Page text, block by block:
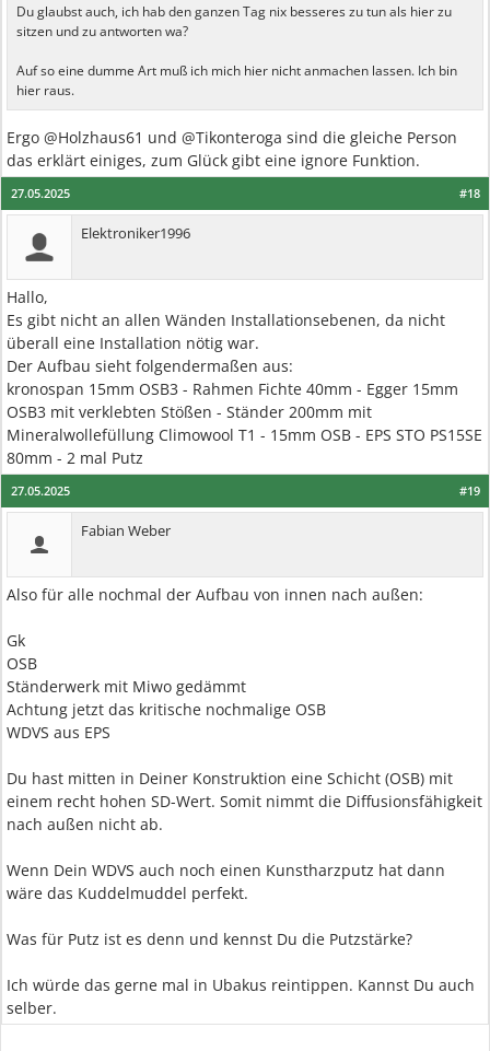
Du glaubst auch, ich hab den ganzen Tag nix besseres zu tun als hier zu
sitzen und zu antworten wa?
Auf so eine dumme Art muß ich mich hier nicht anmachen lassen. Ich bin
hier raus.
Ergo @Holzhaus61 und @Tikonteroga sind die gleiche Person
das erklärt einiges, zum Glück gibt eine ignore Funktion.
#18
27.05.2025
Elektroniker1996
Hallo,
Es gibt nicht an allen Wänden Installationsebenen, da nicht
überall eine Installation nötig war.
Der Aufbau sieht folgendermaßen aus:
kronospan 15mm OSB3 - Rahmen Fichte 40mm - Egger 15mm
OSB3 mit verklebten Stößen - Ständer 200mm mit
Mineralwollefüllung Climowool T1 - 15mm OSB - EPS STO PS15SE
80mm - 2 mal Putz
#19
27.05.2025
Fabian Weber
Also für alle nochmal der Aufbau von innen nach außen:
Gk
OSB
Ständerwerk mit Miwo gedämmt
Achtung jetzt das kritische nochmalige OSB
WDVS aus EPS
Du hast mitten in Deiner Konstruktion eine Schicht (OSB) mit
einem recht hohen SD-Wert. Somit nimmt die Diffusionsfähigkeit
nach außen nicht ab.
Wenn Dein WDVS auch noch einen Kunstharzputz hat dann
wäre das Kuddelmuddel perfekt.
Was für Putz ist es denn und kennst Du die Putzstärke?
Ich würde das gerne mal in Ubakus reintippen. Kannst Du auch
selber.